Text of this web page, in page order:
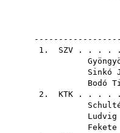
1. SZV . . . . .
Sinkó
Bodó
2. KTK . . . . .
Fekete